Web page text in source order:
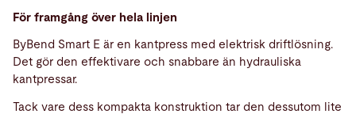
För framgång över hela linjen
ByBend Smart E är en kantpress med elektrisk driftlösning.
Det gör den effektivare och snabbare än hydrauliska
kantpressar.
Tack vare dess kompakta konstruktion tar den dessutom lite